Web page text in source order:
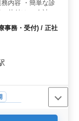
内容 ・簡単な診
片付け ・会計 ・
みんなで食事に
年間休日120日
事務・受付) / 正社